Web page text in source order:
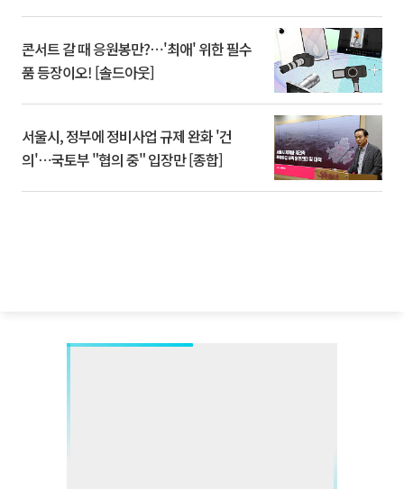
콘서트 갈 때 응원봉만?⋯'최애' 위한 필수
품 등장이오! [솔드아웃]
서울시, 정부에 정비사업 규제 완화 '건
의'⋯국토부 "협의 중" 입장만 [종합]